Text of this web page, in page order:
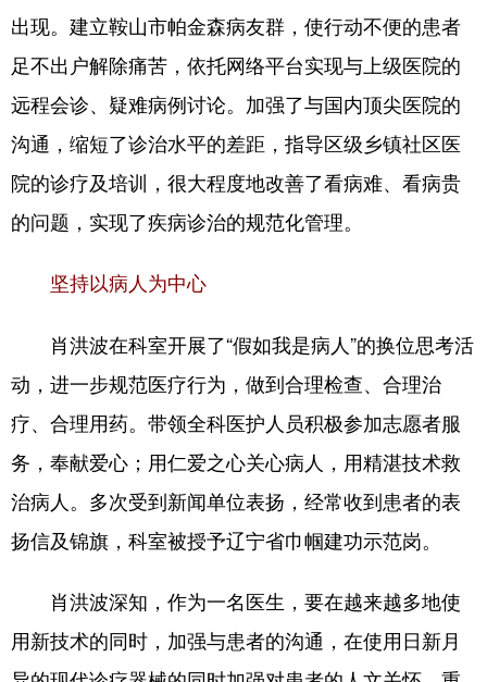
出现。建立鞍山市帕金森病友群，使行动不便的患者
足不出户解除痛苦，依托网络平台实现与上级医院的
远程会诊、疑难病例讨论。加强了与国内顶尖医院的
沟通，缩短了诊治水平的差距，指导区级乡镇社区医
院的诊疗及培训，很大程度地改善了看病难、看病贵
的问题，实现了疾病诊治的规范化管理。
坚持以病人为中心
肖洪波在科室开展了“假如我是病人”的换位思考活
动，进一步规范医疗行为，做到合理检查、合理治
疗、合理用药。带领全科医护人员积极参加志愿者服
务，奉献爱心；用仁爱之心关心病人，用精湛技术救
治病人。多次受到新闻单位表扬，经常收到患者的表
扬信及锦旗，科室被授予辽宁省巾帼建功示范岗。
肖洪波深知，作为一名医生，要在越来越多地使
用新技术的同时，加强与患者的沟通，在使用日新月